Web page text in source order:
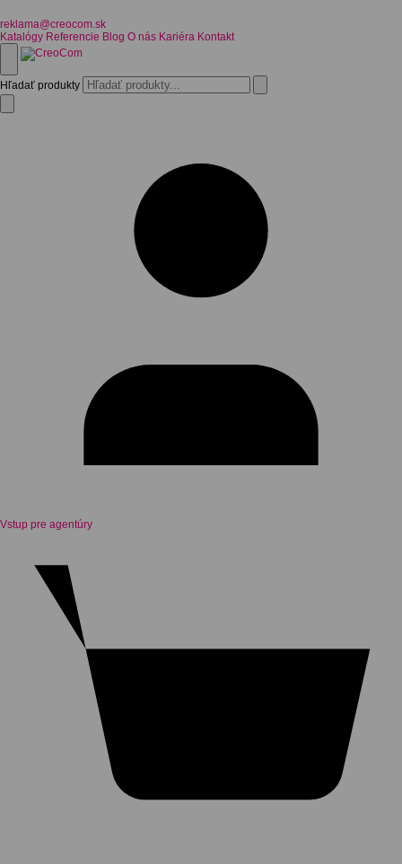
reklama@creocom.sk
Katalógy Referencie Blog O nás Kariéra Kontakt
Hľadať produkty
Vstup pre agentúry